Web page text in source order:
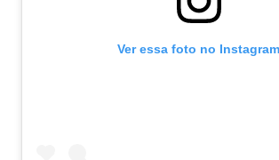
Ver essa foto no Instagram